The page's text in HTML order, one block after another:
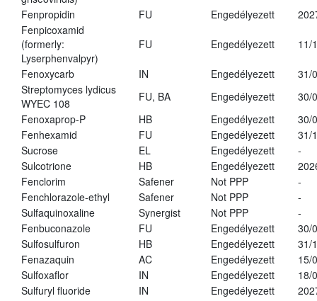
Fenpropidin FU Engedélyezett
Fenpicoxamid
(formerly:
Lyserphenvalpyr)
FU Engedélyezett 11/
Fenoxycarb IN Engedélyezett
31/
Streptomyces lydicus
WYEC 108
FU, BA Engedélyezett
30/
Fenoxaprop-P
HB Engedélyezett
30/
Fenhexamid
FU Engedélyezett
31/
Sucrose
EL Engedélyezett
-
Sulcotrione
HB Engedélyezett
Fenclorim
Safener Not PPP
-
Fenchlorazole-ethyl
Safener Not PPP
-
Sulfaquinoxaline
Synergist Not PPP
-
Fenbuconazole
FU Engedélyezett
30/
Sulfosulfuron
HB Engedélyezett
31/
Fenazaquin
AC Engedélyezett
15/
Sulfoxaflor
IN Engedélyezett
18/
Sulfuryl fluoride
IN Engedélyezett